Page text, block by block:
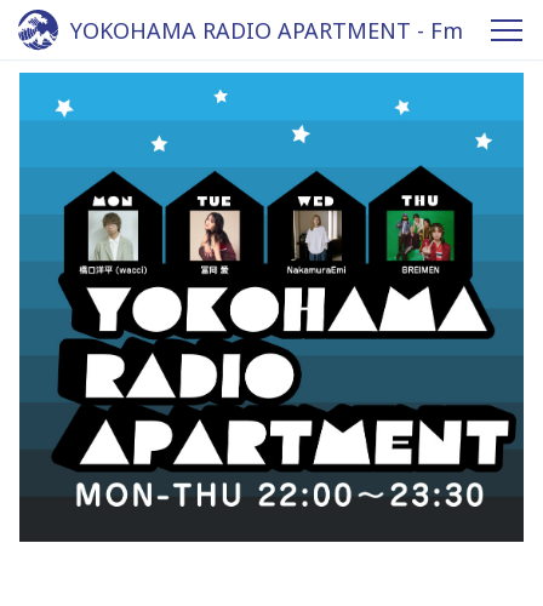
YOKOHAMA RADIO APARTMENT - Fm
yokohama 84.7